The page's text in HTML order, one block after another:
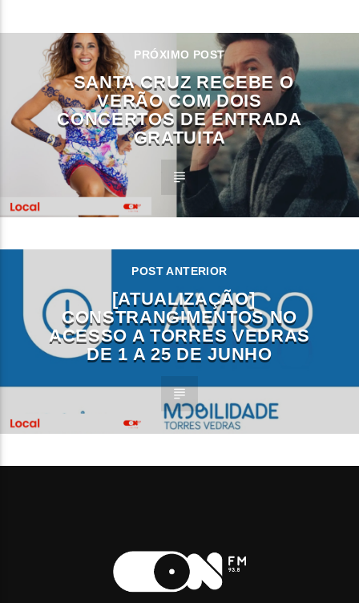
PRÓXIMO POST
SANTA CRUZ RECEBE O
VERÃO COM DOIS
CONCERTOS DE ENTRADA
GRATUITA
POST ANTERIOR
[ATUALIZAÇÃO]
CONSTRANGIMENTOS NO
ACESSO A TORRES VEDRAS
DE 1 A 25 DE JUNHO